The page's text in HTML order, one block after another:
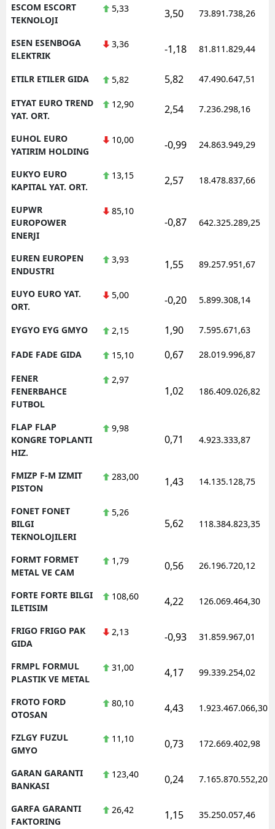
ESCOM ESCORT
TEKNOLOJI
5,33 3,50 73.891.738,26
ESEN ESENBOGA
ELEKTRIK
3,36 -1,18 81.811.829,44
ETILR ETILER GIDA 5,82 5,82 47.490.647,51
ETYAT EURO TREND
YAT. ORT.
12,90 2,54 7.236.298,16
EUHOL EURO
YATIRIM HOLDING
10,00 -0,99 24.863.949,29
EUKYO EURO
KAPITAL YAT. ORT.
13,15 2,57 18.478.837,66
EUPWR
EUROPOWER
ENERJI
85,10
-0,87 642.325.289,25
EUREN EUROPEN
ENDUSTRI
3,93 1,55 89.257.951,67
EUYO EURO YAT.
ORT.
5,00 -0,20 5.899.308,14
EYGYO EYG GMYO 2,15 1,90 7.595.671,63
FADE FADE GIDA 15,10 0,67 28.019.996,87
FENER
FENERBAHCE
FUTBOL
2,97
1,02 186.409.026,82
FLAP FLAP
KONGRE TOPLANTI
HIZ.
9,98
0,71 4.923.333,87
FMIZP F-M IZMIT
PISTON
283,00 1,43 14.135.128,75
FONET FONET
BILGI
TEKNOLOJILERI
5,26
5,62 118.384.823,35
FORMT FORMET
METAL VE CAM
1,79 0,56 26.196.720,12
FORTE FORTE BILGI
ILETISIM
108,60 4,22 126.069.464,30
FRIGO FRIGO PAK
GIDA
2,13 -0,93 31.859.967,01
FRMPL FORMUL
PLASTIK VE METAL
31,00 4,17 99.339.254,02
FROTO FORD
OTOSAN
80,10 4,43 1.923.467.066,30
FZLGY FUZUL
GMYO
11,10 0,73 172.669.402,98
GARAN GARANTI
BANKASI
123,40 0,24 7.165.870.552,20
GARFA GARANTI
FAKTORING
26,42 1,15 35.250.057,46